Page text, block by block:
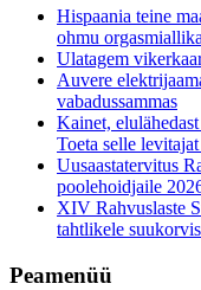
Hispaania teine
ohmu
Ulatagem
Auvere
vabadussammas
Kainet,
Toeta selle
Uusaastatervitus
poolehoidjaile
XIV Rahvuslaste
tahtlikele
Peamenüü